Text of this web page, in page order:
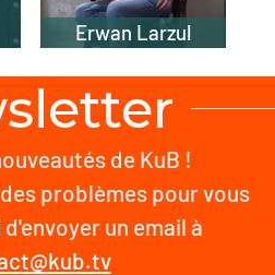
Erwan Larzul
de KuB !
problèmes pour vous
un email à